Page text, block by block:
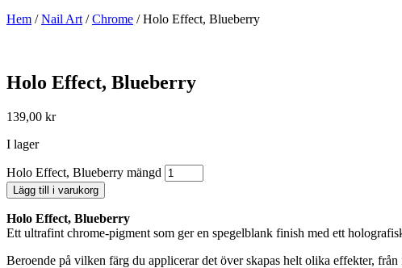
Hem /Nail Art /Chrome / Holo Effect, Blueberry
Holo Effect, Blueberry
139,00 kr
I lager
Holo Effect, Blueberry mängd
Lägg till i varukorg
Holo Effect, Blueberry
Ett ultrafint chrome-pigment som ger en spegelblank finish med ett
Beroende på vilken färg du applicerar det över skapas helt olika effekter,